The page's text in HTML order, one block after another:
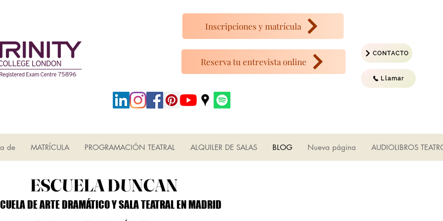
Reserva tu entrevista online
Llamar
CONTACTO
Inscripciones y matrícula
de MATRÍCULA PROGRAMACIÓN TEATRAL ALQUILER DE SALAS BLOG Nueva página AUDIOLIBROS
ESCUELA DUNCAN
ESCUELA DUNCAN
DE ARTE DRAMÁTICO Y SALA TEATRAL EN MADRID
DE ARTE DRAMÁTICO Y SALA TEATRAL EN MADRID